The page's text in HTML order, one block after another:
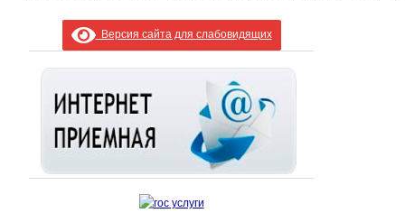
Версия сайта для слабовидящих